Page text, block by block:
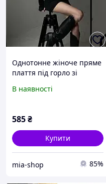
Однотонне жіноче пряме
плаття під горло зі
рубчика з блискавкою та
В наявності
585₴
Купити
mia-shop 85%